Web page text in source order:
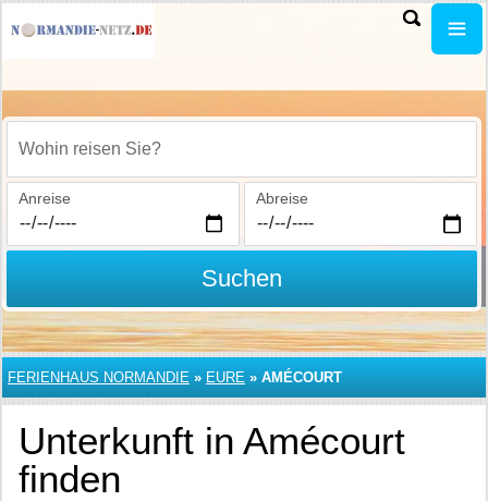
Wohin reisen Sie?
Anreise Abreise
Suchen
FERIENHAUS NORMANDIE » EURE » AMÉCOURT
Unterkunft in Amécourt
finden